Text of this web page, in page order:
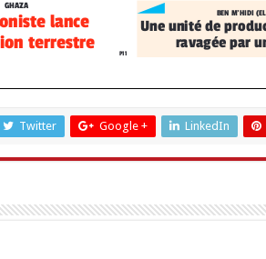
Twitter Google + LinkedIn